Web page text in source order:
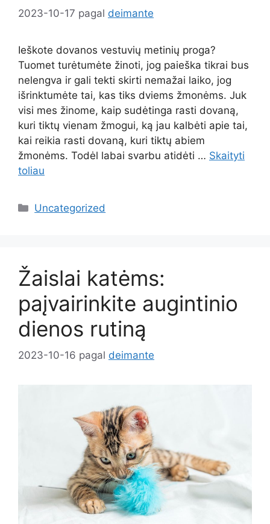
2023-10-17 pagal deimante
Ieškote dovanos vestuvių metinių proga?
Tuomet turėtumėte žinoti, jog paieška tikrai bus
nelengva ir gali tekti skirti nemažai laiko, jog
išrinktumėte tai, kas tiks dviems žmonėms. Juk
visi mes žinome, kaip sudėtinga rasti dovaną,
kuri tiktų vienam žmogui, ką jau kalbėti apie tai,
kai reikia rasti dovaną, kuri tiktų abiem
žmonėms. Todėl labai svarbu atidėti … Skaityti
toliau
Kategorijos
Uncategorized
Žaislai katėms:
paįvairinkite augintinio
dienos rutiną
2023-10-16 pagal deimante